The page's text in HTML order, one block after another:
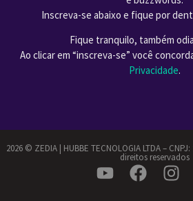
Inscreva-se abaixo e fique por
Fique tranquilo, também
Ao clicar em “inscreva-se” você
Privacidade.
2026 ©️ ZEDIA | HUBBE TECNOLOGIA LTDA –
direitos reservados